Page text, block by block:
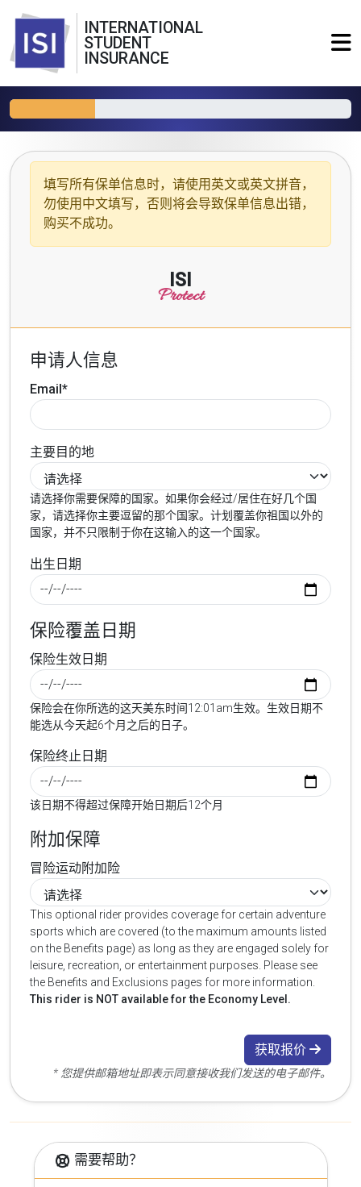
INTERNATIONAL
STUDENT
INSURANCE
填写所有保单信息时，请使用 英文或英文拼音，
勿使用中文填写，否则将会导致保单信息出错，
购买不成功。
ISI
Protect
申请人信息
Email*
主要目的地
请选择你需要保障的国家。如果你会经过/居住在好几个国
家，请选择你主要逗留的那个国家。计划覆盖你祖国以外的
国家，并不只限制于你在这输入的这一个国家。
出生日期
保险覆盖日期
保险生效日期
保险会在你所选的这天美东时间12:01am生效。生效日期不
能选从今天起6个月之后的日子。
保险终止日期
该日期不得超过保障开始日期后12个月
附加保障
冒险运动附加险
This optional rider provides coverage for certain adventure
sports which are covered (to the maximum amounts listed
on the Benefits page) as long as they are engaged solely for
leisure, recreation, or entertainment purposes. Please see
the Benefits and Exclusions pages for more information.
This rider is NOT available for the Economy Level.
获取报价
* 您提供邮箱地址即表示同意接收我们发送的电子邮件。
需要帮助？